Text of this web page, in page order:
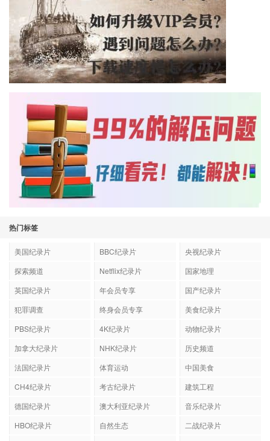
热门标签
美国纪录片 BBC纪录片
央视纪录片
探索频道
Netflix纪录片
国家地理
英国纪录片
年会员专享
国产纪录片
犯罪调查
终身会员专享
美食纪录片
PBS纪录片
4K纪录片
动物纪录片
加拿大纪录片
NHK纪录片
历史频道
法国纪录片
体育运动
中国美食
CH4纪录片
考古纪录片
建筑工程
德国纪录片
澳大利亚纪录片
音乐纪录片
HBO纪录片
自然生态
二战纪录片